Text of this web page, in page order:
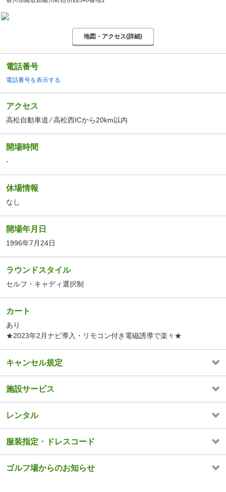
地図・アクセス(詳細)
電話番号
電話番号を表示する
アクセス
高松自動車道 ⁄ 高松西ICから20km以内
開場時間
-
休場情報
なし
開場年月日
1996年7月24日
ラウンドスタイル
セルフ・キャディ選択制
カート
あり
★2023年2月ナビ導入・リモコン付き電磁誘導で楽々★
キャンセル規定
施設サービス
レンタル
服装指定・ドレスコード
ゴルフ場からのお知らせ